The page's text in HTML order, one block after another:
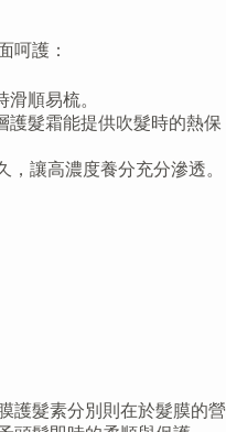
呵護：
順易梳。
護髮霜能提供吹髮時的熱保
讓高濃度養分充分滲透。
護髮素分別則在於髮膜的營